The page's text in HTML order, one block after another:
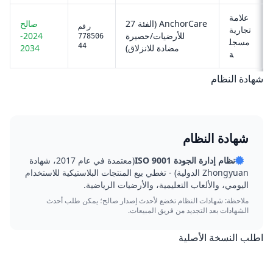
علامة
تجارية
مسجل
ة
AnchorCare (الفئة 27
للأرضيات/حصيرة
مضادة للانزلاق)
رقم
778506
44
صالح
2024-
2034
شهادة النظام
شهادة النظام
نظام إدارة الجودة ISO 9001
(معتمدة في عام 2017، شهادة
Zhongyuan الدولية) - تغطي بيع المنتجات البلاستيكية للاستخدام
اليومي، والألعاب التعليمية، والأرضيات الرياضية.
ملاحظة: شهادات النظام تخضع لأحدث إصدار صالح؛ يمكن طلب أحدث
الشهادات بعد التجديد من فريق المبيعات.
اطلب النسخة الأصلية